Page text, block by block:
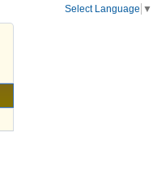
Select Language ▼